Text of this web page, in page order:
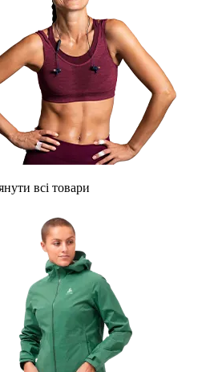
всі товари